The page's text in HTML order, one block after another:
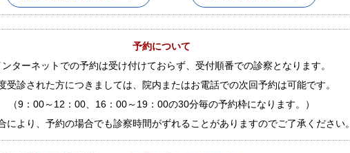
予約について
ンターネットでの予約は受け付けておらず、受付順番での診察となります。
受診された方につきましては、院内またはお電話での次回予約は可能です。
（9：00～12：00、16：00～19：00の30分毎の予約枠になります。）
により、予約の場合でも診察時間がずれることがありますのでご了承ください。